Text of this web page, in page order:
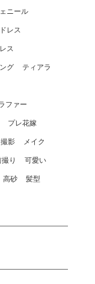
ニール
レス
ス
グ ティアラ
ファー
プレ花嫁
影 メイク
り 可愛い
高砂 髪型